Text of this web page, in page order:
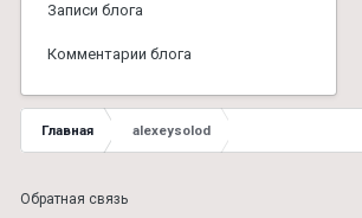
Записи блога
Комментарии блога
Главная alexeysolod
Обратная связь